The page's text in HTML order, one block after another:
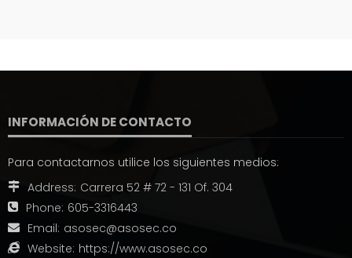
INFORMACIÓN DE CONTACTO
Para contactarnos utilice los siguientes medios:
Address: Carrera 52 # 72 - 131 Of. 304
Phone: 605-3316443
Email: asosec@asosec.co
Website: https://www.asosec.co